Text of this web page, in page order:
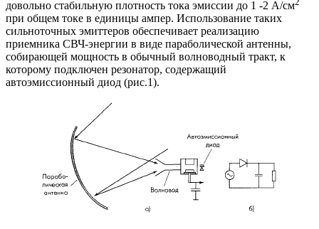
довольно стабильную плотность тока эмиссии до 1 -2 А/см
при общем токе в единицы ампер. Использование таких
сильноточных эмиттеров обеспечивает реализацию
приемника СВЧ-энергии в виде параболической антенны,
собирающей мощность в обычный волноводный тракт, к
которому подключен резонатор, содержащий
автоэмиссионный диод (рис.1).